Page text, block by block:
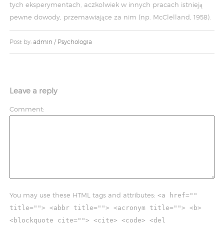
tych eksperymentach, aczkolwiek w innych pracach istnieją
pewne dowody, przemawiające za nim (np. McClelland, 1958).
Post by: admin / Psychologia
Leave a reply
Comment
You may use these HTML tags and attributes: <a href=""
title=""> <abbr title=""> <acronym title=""> <b>
<blockquote cite=""> <cite> <code> <del